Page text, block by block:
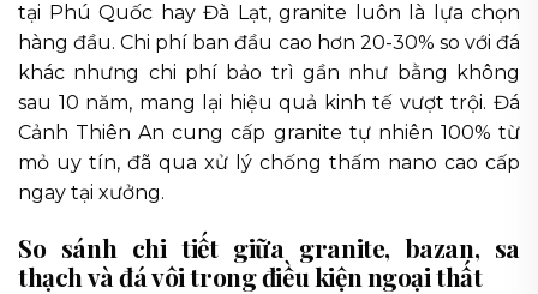
tại Phú Quốc hay Đà Lạt, granite luôn là lựa chọn
hàng đầu. Chi phí ban đầu cao hơn 20-30% so với đá
khác nhưng chi phí bảo trì gần như bằng không
sau 10 năm, mang lại hiệu quả kinh tế vượt trội. Đá
Cảnh Thiên An cung cấp granite tự nhiên 100% từ
mỏ uy tín, đã qua xử lý chống thấm nano cao cấp
ngay tại xưởng.
So sánh chi tiết giữa granite, bazan, sa
thạch và đá vôi trong điều kiện ngoại thất